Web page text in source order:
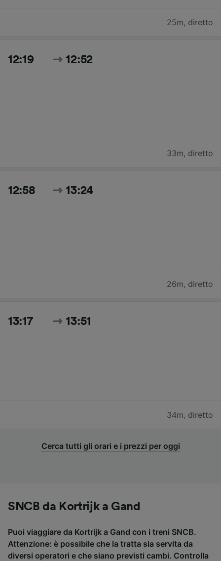
25m, diretto
12:19 12:52
33m, diretto
12:58 13:24
26m, diretto
13:17 13:51
34m, diretto
Cerca tutti gli orari e i prezzi per oggi
SNCB da Kortrijk a Gand
Puoi viaggiare da Kortrijk a Gand con i treni SNCB.
Attenzione: è possibile che la tratta sia servita da
diversi operatori e che siano previsti cambi. Controlla